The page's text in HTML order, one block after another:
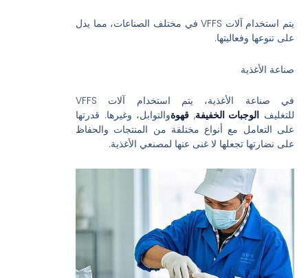
يتم استخدام آلات VFFS في مختلف الصناعات، مما يدل
على تنوعها وفعاليتها.
صناعة الأغذية
في صناعة الأغذية، يتم استخدام آلات VFFS
للتغليفالوجبات الخفيفة,قهوةوالتوابل، وغيرها. قدرتها
على التعامل مع أنواع مختلفة من المنتجات والحفاظ
على نضارتها تجعلها لا غنى عنها لمصنعي الأغذية.